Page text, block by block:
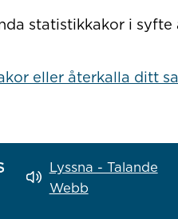
statistikkakor i
eller återkalla ditt
Lyssna - Talande
Webb